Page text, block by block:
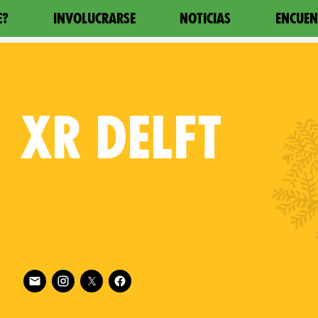
INVOLUCRARSE NOTICIAS
XR DELFT
Follow XR Delft on